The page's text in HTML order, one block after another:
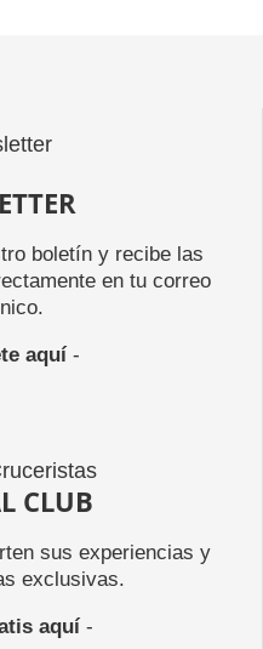
boletín y recibe las
en tu correo
aquí-
CLUB
sus experiencias y
exclusivas.
aquí-